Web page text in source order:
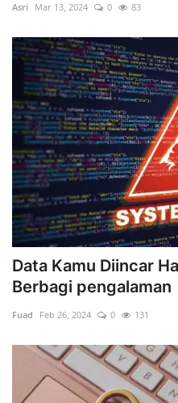
Asri Mar 13, 2024 0 83
Data Kamu Diincar
Berbagi pengalaman
Fuad Feb 26, 2024 0 131